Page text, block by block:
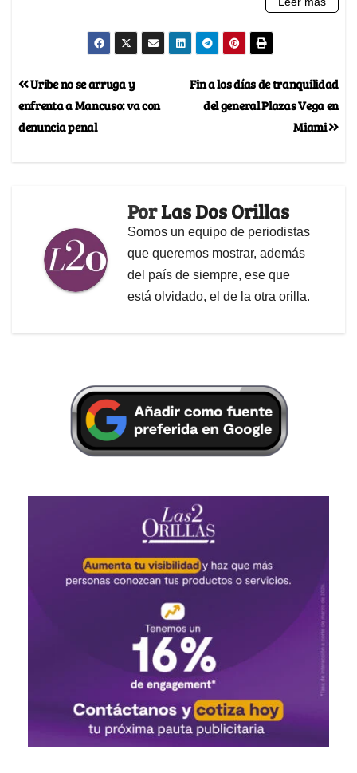
Fin a los días de tranquilidad
del general Plazas Vega en
Miami
Uribe no se arruga y
enfrenta a Mancuso: va con
denuncia penal
PorLas Dos Orillas
Somos un equipo de periodistas
que queremos mostrar, además
del país de siempre, ese que
está olvidado, el de la otra orilla.